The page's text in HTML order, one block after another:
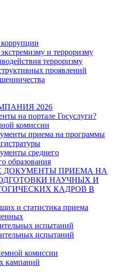
и терроризму
терроризму
проявлений
2026
на портале Госуслуги?
комиссии
приема на программы
среднего
образования
ДОКУМЕНТЫ ПРИЕМА НА
НАУЧНЫХ И
КАДРОВ В
и статистика приема
испытаний
испытаний
комиссии
кампаний